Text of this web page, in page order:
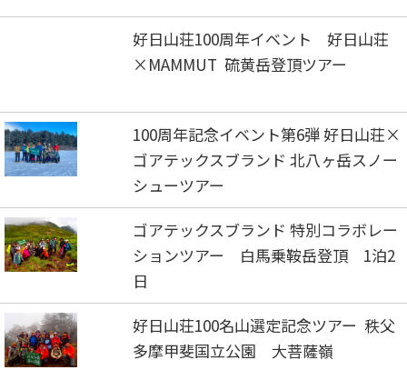
好日山荘100周年イベント 好日山荘
×MAMMUT 硫黄岳登頂ツアー
100周年記念イベント第6弾 好日山荘×
ゴアテックスブランド 北八ヶ岳スノー
シューツアー
ゴアテックスブランド 特別コラボレー
ションツアー 白馬乗鞍岳登頂 1泊2
日
好日山荘100名山選定記念ツアー 秩父
多摩甲斐国立公園 大菩薩嶺